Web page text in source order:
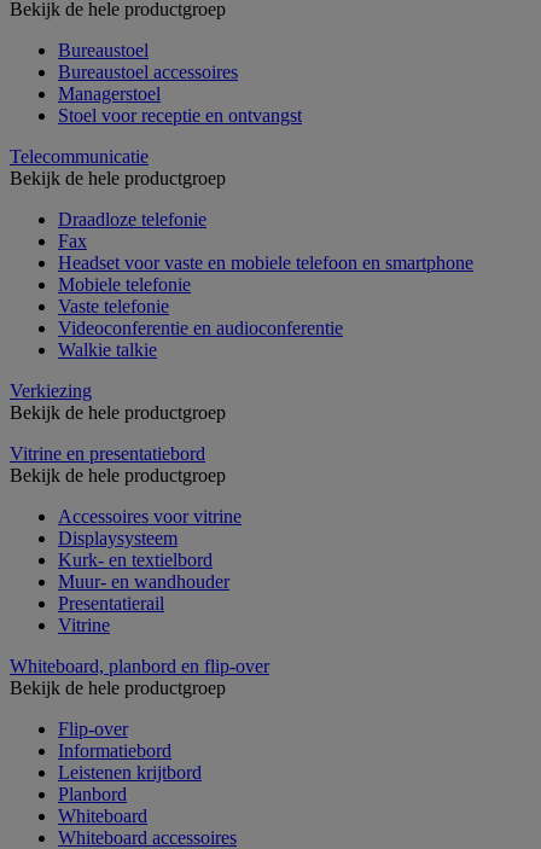
Bekijk de hele productgroep
Bureaustoel
Bureaustoel accessoires
Managerstoel
Stoel voor receptie en ontvangst
Telecommunicatie
Bekijk de hele productgroep
Draadloze telefonie
Fax
Headset voor vaste en mobiele telefoon en smartphone
Mobiele telefonie
Vaste telefonie
Videoconferentie en audioconferentie
Walkie talkie
Verkiezing
Bekijk de hele productgroep
Vitrine en presentatiebord
Bekijk de hele productgroep
Accessoires voor vitrine
Displaysysteem
Kurk- en textielbord
Muur- en wandhouder
Presentatierail
Vitrine
Whiteboard, planbord en flip-over
Bekijk de hele productgroep
Flip-over
Informatiebord
Leistenen krijtbord
Planbord
Whiteboard
Whiteboard accessoires